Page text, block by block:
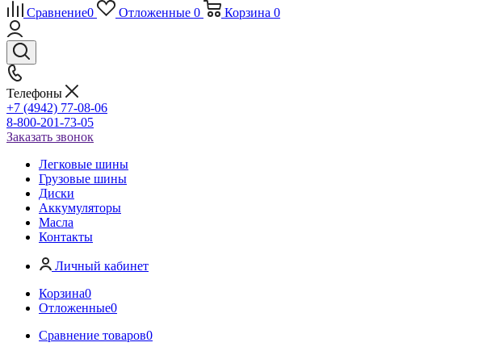
Сравнение0 Отложенные 0 Корзина 0
Телефоны
+7 (4942) 77-08-06
8-800-201-73-05
Заказать звонок
Легковые шины
Грузовые шины
Диски
Аккумуляторы
Масла
Контакты
Личный кабинет
Корзина0
Отложенные0
Сравнение товаров0